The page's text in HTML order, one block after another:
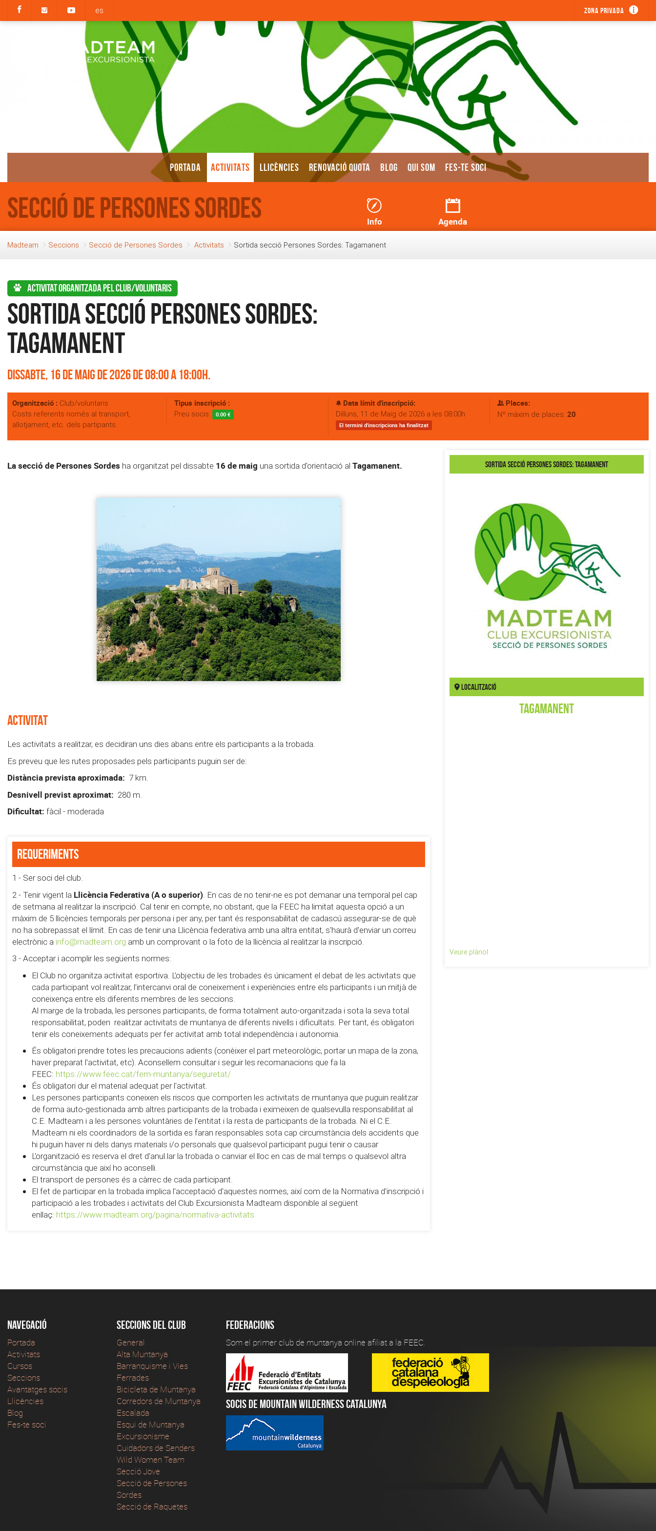
es Zona privada
PORTADA ACTIVITATS LLICÈNCIES RENOVACIÓ QUOTA BLOG QUI SOM FES-TE SOCI
Secció de Persones Sordes Info Agenda
Madteam Seccions Secció de Persones Sordes Activitats Sortida secció Persones Sordes: Tagamanent
Activitat organitzada pel club/voluntaris
Sortida secció Persones Sordes:
Tagamanent
Dissabte, 16 de Maig de 2026 de 08:00 a 18:00h.
Organització : Club/voluntaris
Costs referents només al transport,
allotjament, etc. dels partipants.
Tipus inscripció :
Preu socis: 0.00 €
Data límit d'inscripció:
Dilluns, 11 de Maig de 2026 a les 08:00h
El termini d'inscripcions ha finalitzat
Places:
Nº màxim de places: 20
La secció de Persones Sordes ha organitzat pel dissabte 16 de maig una sortida d'orientació al Tagamanent.
ACTIVITAT
Les activitats a realitzar, es decidiran uns dies abans entre els participants a la trobada.
Es preveu que les rutes proposades pels participants puguin ser de:
Distància prevista aproximada: 7 km.
Desnivell previst aproximat: 280 m.
Dificultat: fàcil - moderada
Requeriments
1 - Ser soci del club.
2 - Tenir vigent la Llicència Federativa (A o superior). En cas de no tenir-ne es pot demanar una temporal pel cap
de setmana al realitzar la inscripció. Cal tenir en compte, no obstant, que la FEEC ha limitat aquesta opció a un
màxim de 5 llicències temporals per persona i per any, per tant és responsabilitat de cadascú assegurar-se de què
no ha sobrepassat el límit. En cas de tenir una Llicència federativa amb una altra entitat, s'haurà d'enviar un correu
electrònic a info@madteam.org amb un comprovant o la foto de la llicència al realitzar la inscripció.
3 - Acceptar i acomplir les següents normes:
El Club no organitza activitat esportiva. L’objectiu de les trobades és únicament el debat de les activitats que
cada participant vol realitzar, l’intercanvi oral de coneixement i experiències entre els participants i un mitjà de
coneixença entre els diferents membres de les seccions.
Al marge de la trobada, les persones participants, de forma totalment auto-organitzada i sota la seva total
responsabilitat, poden realitzar activitats de muntanya de diferents nivells i dificultats. Per tant, és obligatori
tenir els coneixements adequats per fer activitat amb total independència i autonomia.
És obligatori prendre totes les precaucions adients (conèixer el part meteorològic, portar un mapa de la zona,
haver preparat l'activitat, etc). Aconsellem consultar i seguir les recomanacions que fa la
FEEC: https://www.feec.cat/fem-muntanya/seguretat/
És obligatori dur el material adequat per l'activitat.
Les persones participants coneixen els riscos que comporten les activitats de muntanya que puguin realitzar
de forma auto-gestionada amb altres participants de la trobada i eximeixen de qualsevulla responsabilitat al
C.E. Madteam i a les persones voluntàries de l’entitat i la resta de participants de la trobada. Ni el C.E.
Madteam ni els coordinadors de la sortida es faran responsables sota cap circumstància dels accidents que
hi puguin haver ni dels danys materials i/o personals que qualsevol participant pugui tenir o causar
L'organització es reserva el dret d'anul.lar la trobada o canviar el lloc en cas de mal temps o qualsevol altra
circumstància que així ho aconselli.
El transport de persones és a càrrec de cada participant.
El fet de participar en la trobada implica l'acceptació d'aquestes normes, així com de la Normativa d'inscripció i
participació a les trobades i activitats del Club Excursionista Madteam disponible al següent
enllaç: https://www.madteam.org/pagina/normativa-activitats
Sortida secció Persones Sordes: Tagamanent
Localització
Tagamanent
Veure plànol
Navegació
Portada
Activitats
Cursos
Seccions
Avantatges socis
Llicències
Blog
Fes-te soci
Seccions del club
General
Alta Muntanya
Barranquisme i Vies
Ferrades
Bicicleta de Muntanya
Corredors de Muntanya
Escalada
Esqui de Muntanya
Excursionisme
Cuidadors de Senders
Wild Women Team
Secció Jove
Secció de Persones
Sordes
Secció de Raquetes
Federacions
Som el primer club de muntanya online afiliat a la FEEC.
Socis de Mountain Wilderness Catalunya